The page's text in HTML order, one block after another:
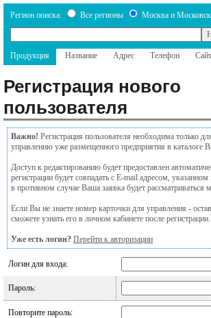
Регион поиска: Все регионы Москва и
Продукция Название Адрес Телефон Сайт
Регистрация нового
пользователя
Важно! Регистрация пользователя необходима только
управлению уже размещенного предприятия в каталоге
Доступ к редактированию будет предоставлен
регистрации будет совпадать с E-mail адресом,
в противном случае Ваша заявка будет рассматриваться
Если Вы не знаете номер карточки для управления -
сможете узнать его в личном кабинете после регистрации.
Уже есть логин? Перейти к авторизации
Логин для входа:
Пароль:
Повторите пароль: